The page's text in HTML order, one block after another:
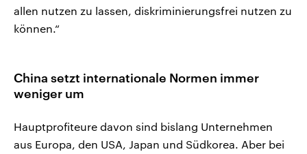
allen nutzen zu lassen, diskriminierungsfrei nutzen zu
können.“
China setzt internationale Normen immer
weniger um
Hauptprofiteure davon sind bislang Unternehmen
aus Europa, den USA, Japan und Südkorea. Aber bei